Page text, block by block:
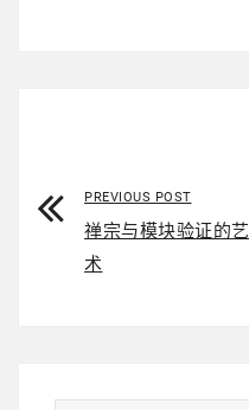
PREVIOUS POST
禅宗与模块验证的艺
术